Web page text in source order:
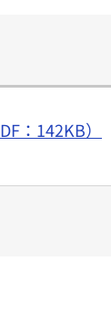
：142KB）